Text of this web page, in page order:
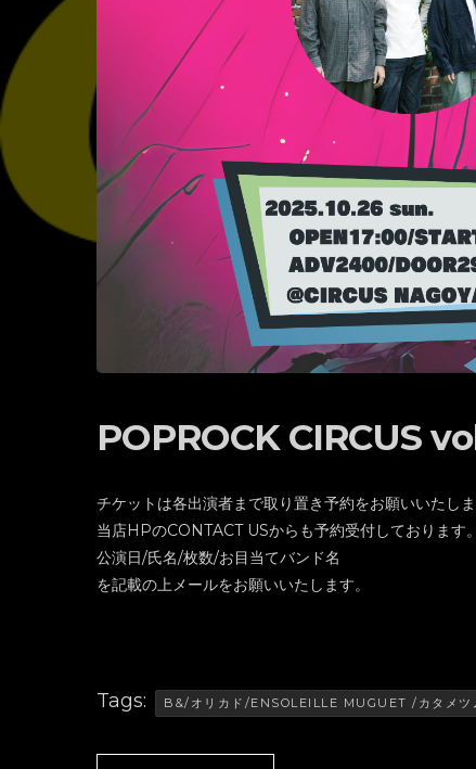
POPROCK CIRCUS
チケットは各出演者まで取り置き予約をお願いいたしま
当店HPのCONTACT USからも予約受付しております。
公演日/氏名/枚数/お目当てバンド名
を記載の上メールをお願いいたします。
Tags: B&/オリカド/ENSOLEILLE MUGUET /カタメツ